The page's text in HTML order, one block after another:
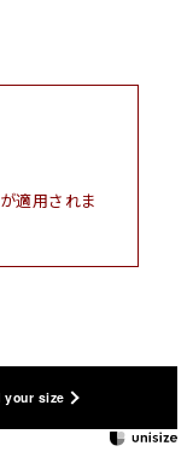
適用されま
your size